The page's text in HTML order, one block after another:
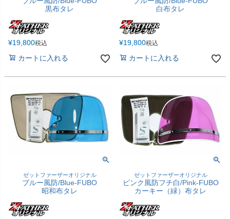
黒布タレ
¥19,800税込
カートに入れる
白布タレ
¥19,800税込
カートに入れる
ゼットファーザーオリジナル
ブルー風防/Blue-FUBO
昭和布タレ
ゼットファーザーオリジナル
ピンク風防フチ白/Pink-FUBO
カーキー（緑）布タレ